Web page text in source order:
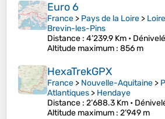
Euro 6
France > Pays de la Loire >
Brevin-les-Pins
Distance : 4’239.9 Km •
Altitude maximum : 856 m
HexaTrekGPX
France > Nouvelle-Aquitaine >
Atlantiques > Hendaye
Distance : 2’688.3 Km •
Altitude maximum : 2’949 m